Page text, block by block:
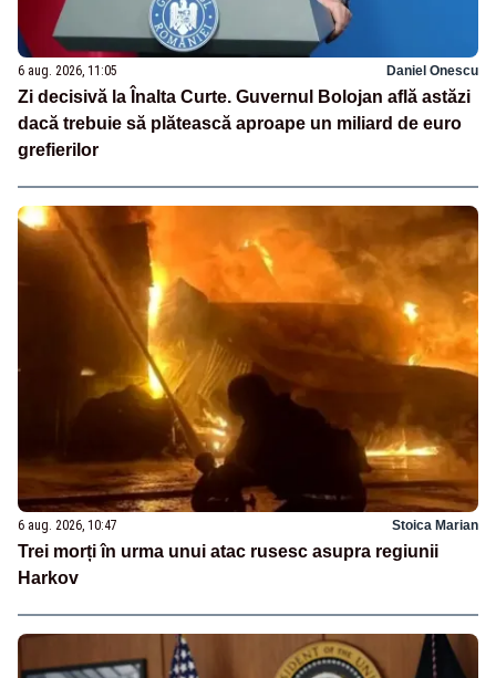
6 aug. 2026, 11:05 Daniel Onescu
Zi decisivă la Înalta Curte. Guvernul Bolojan află astăzi
dacă trebuie să plătească aproape un miliard de euro
grefierilor
6 aug. 2026, 10:47 Stoica Marian
Trei morți în urma unui atac rusesc asupra regiunii
Harkov